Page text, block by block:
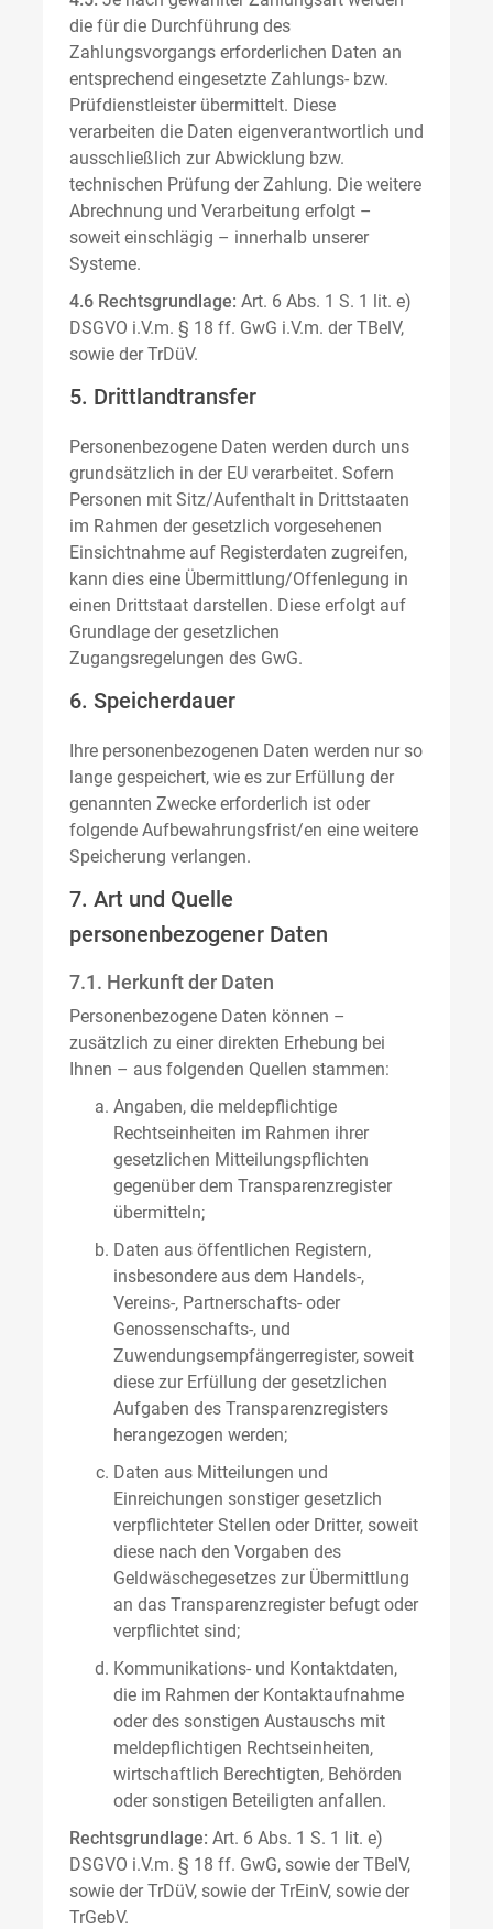
die für die Durchführung des
Zahlungsvorgangs erforderlichen Daten an
entsprechend eingesetzte Zahlungs- bzw.
Prüfdienstleister übermittelt. Diese
verarbeiten die Daten eigenverantwortlich und
ausschließlich zur Abwicklung bzw.
technischen Prüfung der Zahlung. Die weitere
Abrechnung und Verarbeitung erfolgt –
soweit einschlägig – innerhalb unserer
Systeme.
4.6 Rechtsgrundlage: Art. 6 Abs. 1 S. 1 lit. e)
DSGVO i.V.m. § 18 ff. GwG i.V.m. der TBelV,
sowie der TrDüV.
5. Drittlandtransfer
Personenbezogene Daten werden durch uns
grundsätzlich in der EU verarbeitet. Sofern
Personen mit Sitz/Aufenthalt in Drittstaaten
im Rahmen der gesetzlich vorgesehenen
Einsichtnahme auf Registerdaten zugreifen,
kann dies eine Übermittlung/Offenlegung in
einen Drittstaat darstellen. Diese erfolgt auf
Grundlage der gesetzlichen
Zugangsregelungen des GwG.
6. Speicherdauer
Ihre personenbezogenen Daten werden nur so
lange gespeichert, wie es zur Erfüllung der
genannten Zwecke erforderlich ist oder
folgende Aufbewahrungsfrist/en eine weitere
Speicherung verlangen.
7. Art und Quelle
personenbezogener Daten
7.1. Herkunft der Daten
Personenbezogene Daten können –
zusätzlich zu einer direkten Erhebung bei
Ihnen – aus folgenden Quellen stammen:
Angaben, die meldepflichtige
Rechtseinheiten im Rahmen ihrer
gesetzlichen Mitteilungspflichten
gegenüber dem Transparenzregister
übermitteln;
Daten aus öffentlichen Registern,
insbesondere aus dem Handels-,
Vereins-, Partnerschafts- oder
Genossenschafts-, und
Zuwendungsempfängerregister, soweit
diese zur Erfüllung der gesetzlichen
Aufgaben des Transparenzregisters
herangezogen werden;
Daten aus Mitteilungen und
Einreichungen sonstiger gesetzlich
verpflichteter Stellen oder Dritter, soweit
diese nach den Vorgaben des
Geldwäschegesetzes zur Übermittlung
an das Transparenzregister befugt oder
verpflichtet sind;
Kommunikations- und Kontaktdaten,
die im Rahmen der Kontaktaufnahme
oder des sonstigen Austauschs mit
meldepflichtigen Rechtseinheiten,
wirtschaftlich Berechtigten, Behörden
oder sonstigen Beteiligten anfallen.
Rechtsgrundlage: Art. 6 Abs. 1 S. 1 lit. e)
DSGVO i.V.m. § 18 ff. GwG, sowie der TBelV,
sowie der TrDüV, sowie der TrEinV, sowie der
TrGebV.